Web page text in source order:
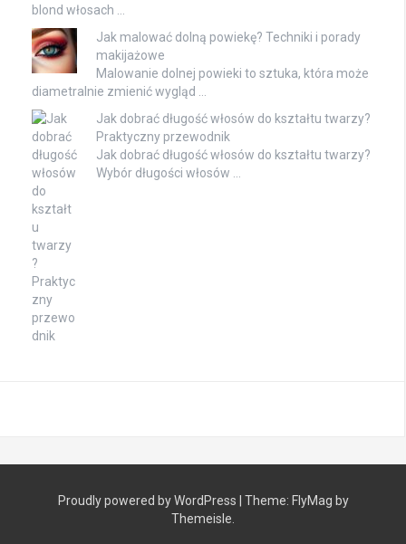
blond włosach …
Jak malować dolną powiekę? Techniki i porady
makijażowe
Malowanie dolnej powieki to sztuka, która może
diametralnie zmienić wygląd …
Jak dobrać długość włosów do kształtu twarzy?
Praktyczny przewodnik
Jak dobrać długość włosów do kształtu twarzy?
Wybór długości włosów …
Proudly powered by WordPress | Theme: FlyMag by
Themeisle.